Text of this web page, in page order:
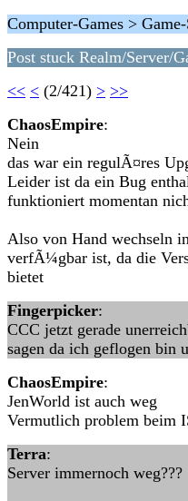
Computer-Games >
Post stuck Realm/Server/
<< < (2/421) > >>
ChaosEmpire:
Nein
das war ein regulÃ¤res
Leider ist da ein Bug
funktioniert momentan
Also von Hand wechseln
verfÃ¼gbar ist, da die
bietet
Fingerpicker:
CCC jetzt gerade
sagen da ich geflogen bin
ChaosEmpire:
JenWorld ist auch weg
Vermutlich problem beim
Terra:
Server immernoch weg???